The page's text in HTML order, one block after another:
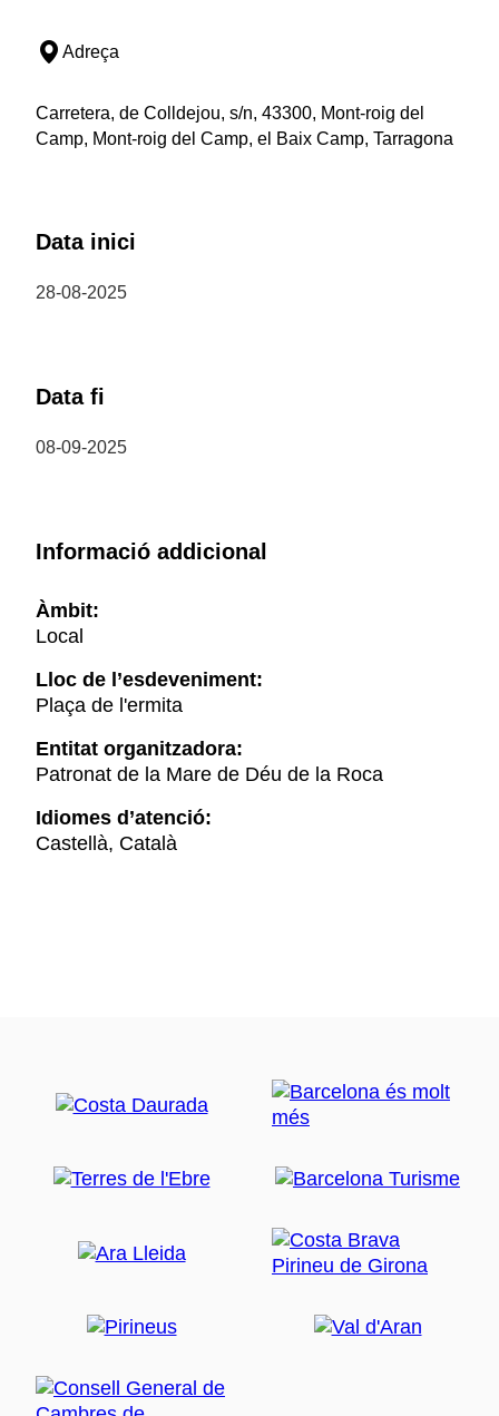
Adreça
Carretera, de Colldejou, s/n, 43300, Mont-roig del
Camp, Mont-roig del Camp, el Baix Camp, Tarragona
Data inici
28-08-2025
Data fi
08-09-2025
Informació addicional
Àmbit:
Local
Lloc de l’esdeveniment:
Plaça de l'ermita
Entitat organitzadora:
Patronat de la Mare de Déu de la Roca
Idiomes d’atenció:
Castellà, Català